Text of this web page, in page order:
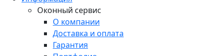
Оконный сервис
О компании
Доставка и оплата
Гарантия